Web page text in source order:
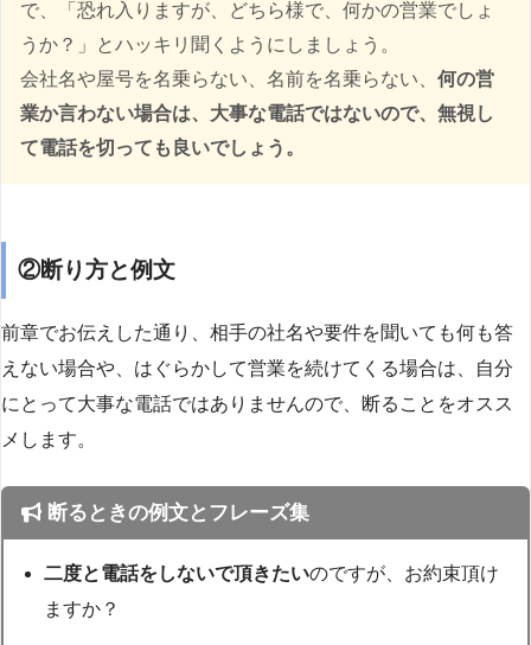
で、「恐れ入りますが、どちら様で、何かの営業でしょ
うか？」とハッキリ聞くようにしましょう。
会社名や屋号を名乗らない、名前を名乗らない、 何の営
業か言わない場合は、大事な電話ではないので、無視し
て電話を切っても良いでしょう。
②断り方と例文
前章でお伝えした通り、相手の社名や要件を聞いても何も答
えない場合や、はぐらかして営業を続けてくる場合は、自分
にとって大事な電話ではありませんので、断ることをオスス
メします。
断るときの例文とフレーズ集
二度と電話をしないで頂きたいのですが、お約束頂け
ますか？